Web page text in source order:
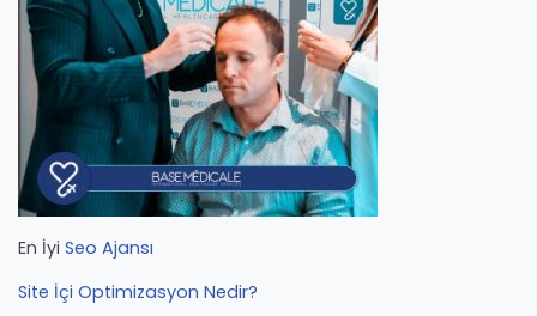
En İyi Seo Ajansı
Site İçi Optimizasyon Nedir?